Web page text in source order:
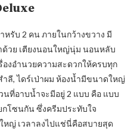
รับ 2 คน ภายในกว้างขวาง มี
ด้วย เตียงนอนใหญ่นุ่ม นอนหลับ
องอำนวยความสะดวกให้ครบทุก
ำลี, ไดร์เป่าผม ห้องน้ำมีขนาดใหญ่
นที่อาบน้ำจะมีอยู่ 2 แบบ คือ แบบ
กโซนกัน ซึ่งครีมประทับใจ
หญ่ เวลาลงไปแช่นี่คือสบายสุด